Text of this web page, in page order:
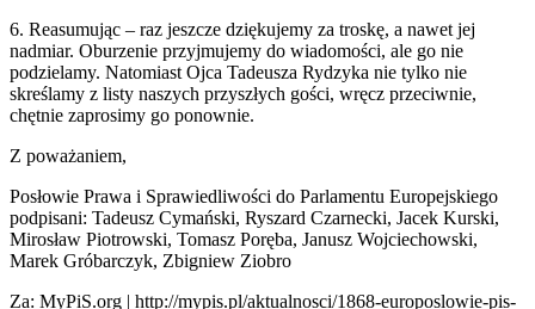
6. Reasumując – raz jeszcze dziękujemy za troskę, a nawet jej
nadmiar. Oburzenie przyjmujemy do wiadomości, ale go nie
podzielamy. Natomiast Ojca Tadeusza Rydzyka nie tylko nie
skreślamy z listy naszych przyszłych gości, wręcz przeciwnie,
chętnie zaprosimy go ponownie.
Z poważaniem,
Posłowie Prawa i Sprawiedliwości do Parlamentu Europejskiego
podpisani: Tadeusz Cymański, Ryszard Czarnecki, Jacek Kurski,
Mirosław Piotrowski, Tomasz Poręba, Janusz Wojciechowski,
Marek Gróbarczyk, Zbigniew Ziobro
Za: MyPiS.org | http://mypis.pl/aktualnosci/1868-europoslowie-pis-